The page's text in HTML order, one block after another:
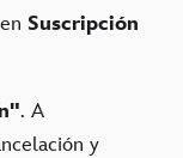
Suscripción
. A
y